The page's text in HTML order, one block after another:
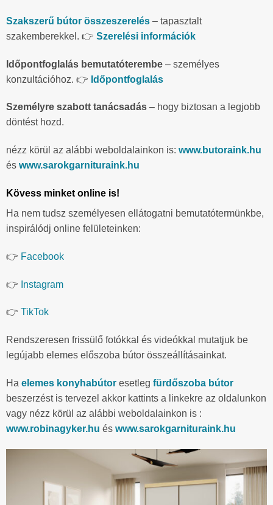
Szakszerű bútor összeszerelés – tapasztalt
szakemberekkel. 👉 Szerelési információk
Időpontfoglalás bemutatóterembe – személyes
konzultációhoz. 👉 Időpontfoglalás
Személyre szabott tanácsadás – hogy biztosan a legjobb
döntést hozd.
nézz körül az alábbi weboldalainkon is: www.butoraink.hu
és www.sarokgarnituraink.hu
Kövess minket online is!
Ha nem tudsz személyesen ellátogatni bemutatótermünkbe,
inspirálódj online felületeinken:
👉 Facebook
👉 Instagram
👉 TikTok
Rendszeresen frissülő fotókkal és videókkal mutatjuk be
legújabb elemes előszoba bútor összeállításainkat.
Ha elemes konyhabútor esetleg fürdőszoba bútor
beszerzést is tervezel akkor kattints a linkekre az oldalunkon
vagy nézz körül az alábbi weboldalainkon is :
www.robinagyker.hu és www.sarokgarnituraink.hu